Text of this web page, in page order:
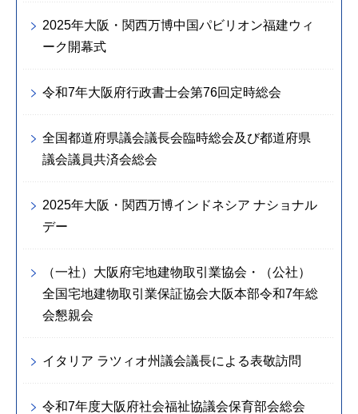
2025年大阪・関西万博中国パビリオン福建ウィ
ーク開幕式
令和7年大阪府行政書士会第76回定時総会
全国都道府県議会議長会臨時総会及び都道府県
議会議員共済会総会
2025年大阪・関西万博インドネシア ナショナル
デー
（一社）大阪府宅地建物取引業協会・（公社）
全国宅地建物取引業保証協会大阪本部令和7年総
会懇親会
イタリア ラツィオ州議会議長による表敬訪問
令和7年度大阪府社会福祉協議会保育部会総会